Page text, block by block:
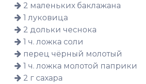
2 маленьких баклажана
1 луковица
2 дольки чеснока
1 ч. ложка соли
перец чёрный молотый
1 ч. ложка молотой паприки
2 г сахара